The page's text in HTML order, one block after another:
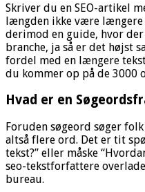
Skriver du en SEO-artikel
længden ikke være længere
derimod en guide, hvor
branche, ja så er det højst
fordel med en længere
du kommer op på de 3000
Hvad er en
Foruden søgeord søger
altså flere ord. Det er tit
tekst?” eller måske
seo-tekstforfattere
bureau.